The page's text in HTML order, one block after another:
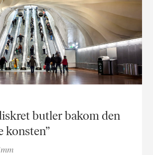
butler bakom den
konsten”